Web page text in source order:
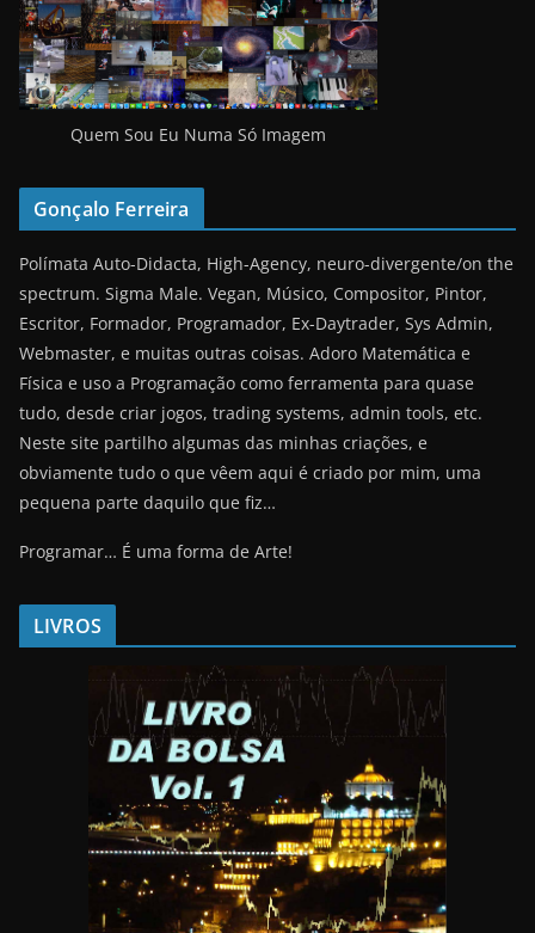
Quem Sou Eu Numa Só Imagem
Gonçalo Ferreira
Polímata Auto-Didacta, High-Agency, neuro-divergente/on the
spectrum. Sigma Male. Vegan, Músico, Compositor, Pintor,
Escritor, Formador, Programador, Ex-Daytrader, Sys Admin,
Webmaster, e muitas outras coisas. Adoro Matemática e
Física e uso a Programação como ferramenta para quase
tudo, desde criar jogos, trading systems, admin tools, etc.
Neste site partilho algumas das minhas criações, e
obviamente tudo o que vêem aqui é criado por mim, uma
pequena parte daquilo que fiz…
Programar… É uma forma de Arte!
LIVROS